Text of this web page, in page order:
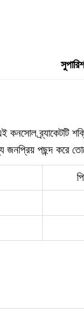
ব্র্যাকেটটি
জনপ্রিয় পছন্দ করে